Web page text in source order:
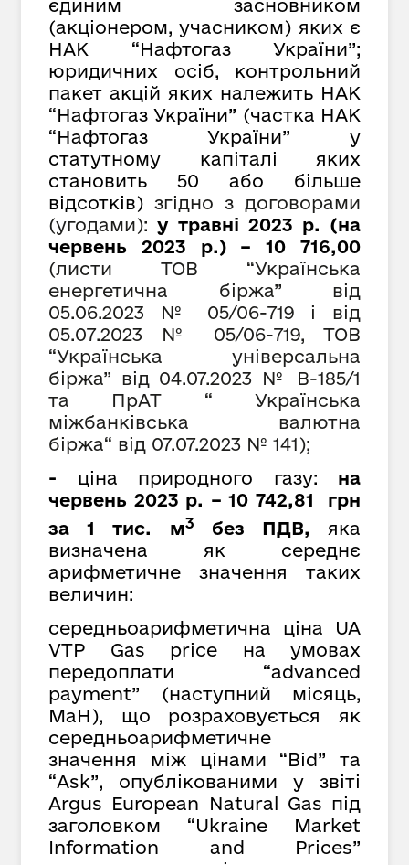
єдиним засновником
(акціонером, учасником) яких є
НАК “Нафтогаз України”;
юридичних осіб, контрольний
пакет акцій яких належить НАК
“Нафтогаз України” (частка НАК
“Нафтогаз України” у
статутному капіталі яких
становить 50 або більше
відсотків) згідно з договорами
(угодами): у травні 2023 р. (на
червень 2023 р.) – 10 716,00
(листи ТОВ “Українська
енергетична біржа” від
05.06.2023 №
05/06-719
і від
05.07.2023 №
05/06-719, ТОВ
“Українська універсальна
біржа” від 04.07.2023 № В-185/1
та ПрАТ “Українська
міжбанківська валютна
біржа“ від 07.07.2023 № 141);
- ціна природного газу: на
червень 2023 р. – 10 742,81 грн
за 1 тис. м3 без ПДВ, яка
визначена як середнє
арифметичне значення таких
величин:
середньоарифметична ціна UA
VTP Gas price на умовах
передоплати “advanced
payment” (наступний місяць,
MaH), що розраховується як
cередньоарифметичне
значення між цінами “Bid” та
“Ask”, опублікованими у звіті
Argus European Natural Gas під
заголовком “Ukraine Market
Information and Prices”